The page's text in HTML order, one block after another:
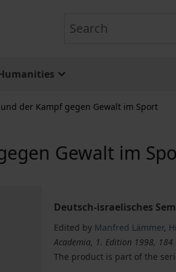
und der Kampf gegen Gewalt im Sport
Gewalt im
Deutsch-israelisches
Edited by Manfred Lämmer,
Academia, 1. Edition 1998, 184
The product is part of the